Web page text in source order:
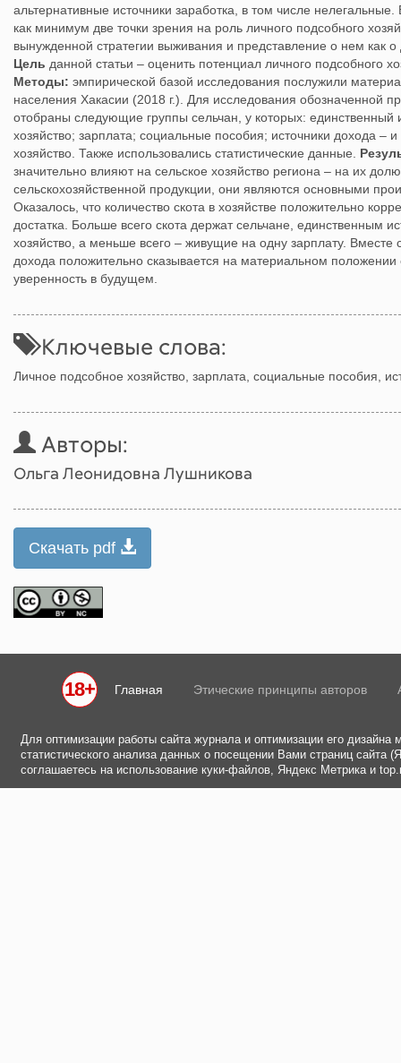
альтернативные источники заработка, в том числе
как минимум две точки зрения на роль личного подсобного
вынужденной стратегии выживания и представление о нем как
Цель данной статьи – оценить потенциал личного подсобного
Методы: эмпирической базой исследования послужили
населения Хакасии (2018 г.). Для исследования обозначенной
отобраны следующие группы сельчан, у которых: единственный
хозяйство; зарплата; социальные пособия; источники дохода ­–
хозяйство. Также использовались статистические данные.
значительно влияют на сельское хозяйство региона – на их
сельскохозяйственной продукции, они являются основными
Оказалось, что количество скота в хозяйстве положительно
достатка. Больше всего скота держат сельчане, единственным
хозяйство, а меньше всего – живущие на одну зарплату. Вместе
дохода положительно сказывается на материальном
уверенность в будущем.
Ключевые слова:
Личное подсобное хозяйство, зарплата, социальные пособия,
Авторы:
Ольга Леонидовна Лушникова
Скачать pdf
18+ Главная Этические принципы авторов
Для оптимизации работы сайта журнала и оптимизации его
статистического анализа данных о посещении Вами страниц
соглашаетесь на использование куки-файлов, Яндекс Метрика и